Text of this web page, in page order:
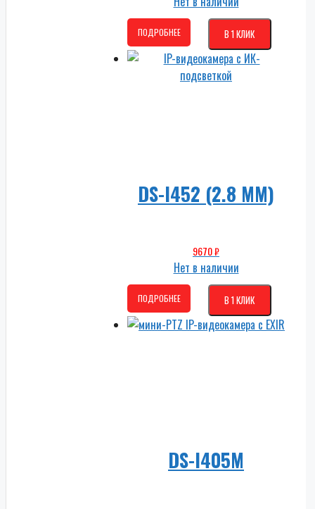
В 1 КЛИК
ПОДРОБНЕЕ
DS-I452 (2.8 MM)
9670₽
Нет в наличии
В 1 КЛИК
ПОДРОБНЕЕ
DS-I405M